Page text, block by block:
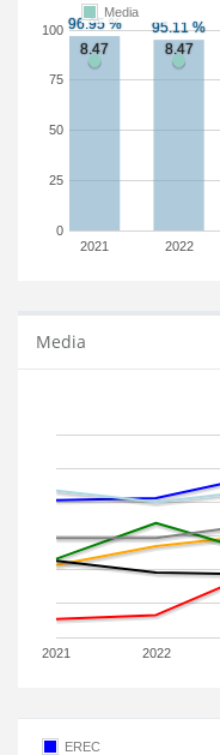
2021 2022
0
25
50
75
100
Media
Media
2021 2022
EREC